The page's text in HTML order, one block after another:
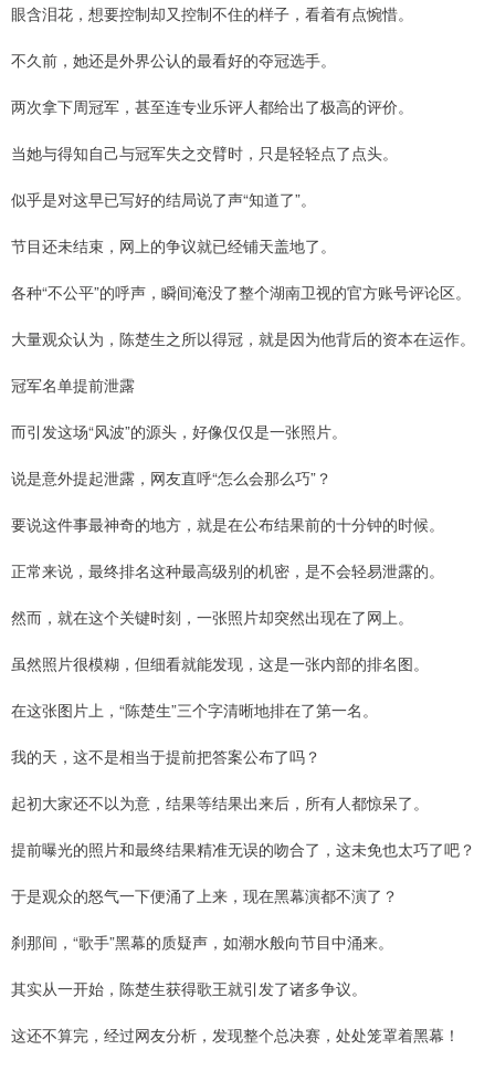
眼含泪花，想要控制却又控制不住的样子，看着有点惋惜。
不久前，她还是外界公认的最看好的夺冠选手。
两次拿下周冠军，甚至连专业乐评人都给出了极高的评价。
当她与得知自己与冠军失之交臂时，只是轻轻点了点头。
似乎是对这早已写好的结局说了声“知道了”。
节目还未结束，网上的争议就已经铺天盖地了。
各种“不公平”的呼声，瞬间淹没了整个湖南卫视的官方账号评论区。
大量观众认为，陈楚生之所以得冠，就是因为他背后的资本在运作。
冠军名单提前泄露
而引发这场“风波”的源头，好像仅仅是一张照片。
说是意外提起泄露，网友直呼“怎么会那么巧”？
要说这件事最神奇的地方，就是在公布结果前的十分钟的时候。
正常来说，最终排名这种最高级别的机密，是不会轻易泄露的。
然而，就在这个关键时刻，一张照片却突然出现在了网上。
虽然照片很模糊，但细看就能发现，这是一张内部的排名图。
在这张图片上，“陈楚生”三个字清晰地排在了第一名。
我的天，这不是相当于提前把答案公布了吗？
起初大家还不以为意，结果等结果出来后，所有人都惊呆了。
提前曝光的照片和最终结果精准无误的吻合了，这未免也太巧了吧？
于是观众的怒气一下便涌了上来，现在黑幕演都不演了？
刹那间，“歌手”黑幕的质疑声，如潮水般向节目中涌来。
其实从一开始，陈楚生获得歌王就引发了诸多争议。
这还不算完，经过网友分析，发现整个总决赛，处处笼罩着黑幕！